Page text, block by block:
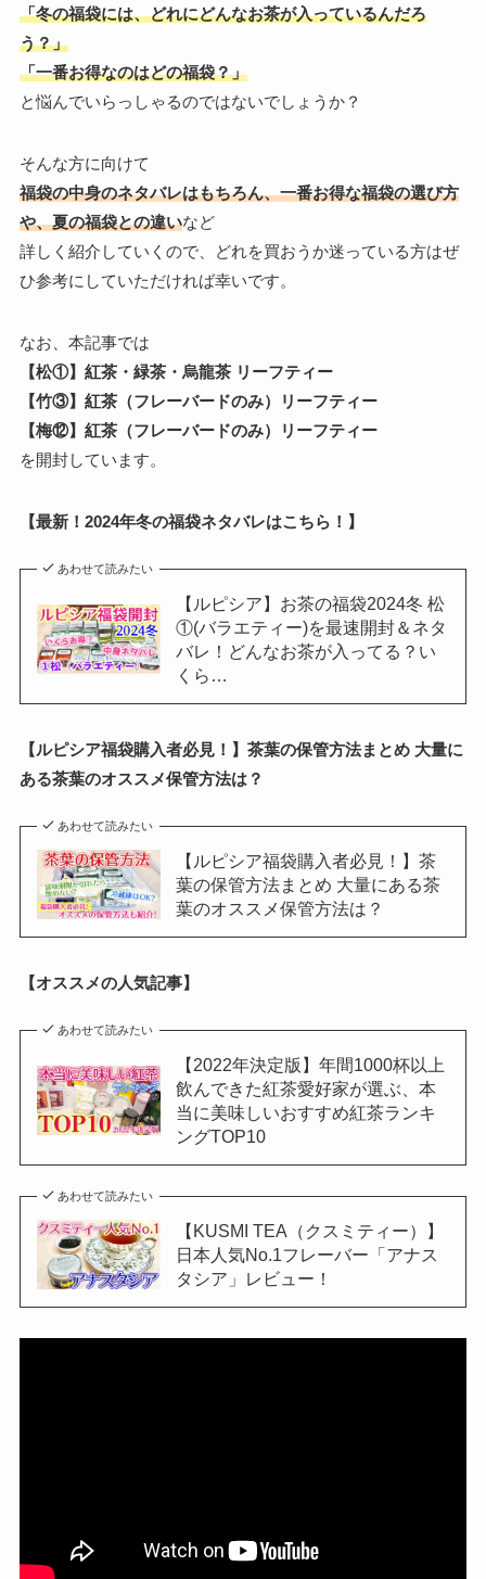
「冬の福袋には、どれにどんなお茶が入っているんだろ
う？」
「一番お得なのはどの福袋？」
と悩んでいらっしゃるのではないでしょうか？
そんな方に向けて
福袋の中身のネタバレはもちろん、一番お得な福袋の選び方
や、夏の福袋との違いなど
詳しく紹介していくので、どれを買おうか迷っている方はぜ
ひ参考にしていただければ幸いです。
なお、本記事では
【松①】紅茶・緑茶・烏龍茶 リーフティー
【竹③】紅茶（フレーバードのみ）リーフティー
【梅⑫】紅茶（フレーバードのみ）リーフティー
を開封しています。
【最新！2024年冬の福袋ネタバレはこちら！】
あわせて読みたい
【ルピシア】お茶の福袋2024冬 松
①(バラエティー)を最速開封＆ネタ
バレ！どんなお茶が入ってる？い
くら…
【ルピシア福袋購入者必見！】茶葉の保管方法まとめ 大量に
ある茶葉のオススメ保管方法は？
あわせて読みたい
【ルピシア福袋購入者必見！】茶
葉の保管方法まとめ 大量にある茶
葉のオススメ保管方法は？
【オススメの人気記事】
あわせて読みたい
【2022年決定版】年間1000杯以上
飲んできた紅茶愛好家が選ぶ、本
当に美味しいおすすめ紅茶ランキ
ングTOP10
あわせて読みたい
【KUSMI TEA（クスミティー）】
日本人気No.1フレーバー「アナス
タシア」レビュー！